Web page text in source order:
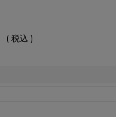
税込